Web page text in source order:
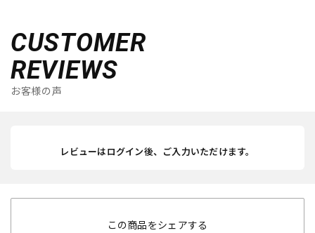
CUSTOMER
REVIEWS
お客様の声
レビューはログイン後、ご入力いただけます。
この商品をシェアする